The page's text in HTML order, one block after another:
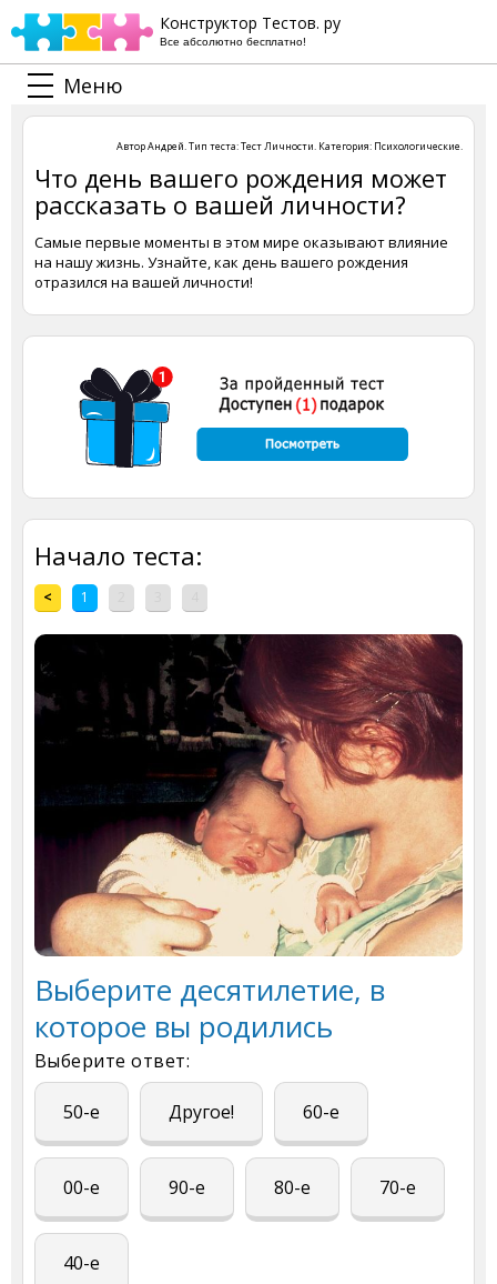
Конструктор Тестов. ру
Все абсолютно бесплатно!
Меню
АвторАндрей. Тип теста:Тест Личности. Категория: Психологические.
Что день вашего рождения может
рассказать о вашей личности?
Самые первые моменты в этом мире оказывают влияние
на нашу жизнь. Узнайте, как день вашего рождения
отразился на вашей личности!
Начало теста:
< 1
Выберите десятилетие, в
которое вы родились
Выберите ответ:
50-е Другое! 60-е
00-е 90-е 80-е 70-е
40-е